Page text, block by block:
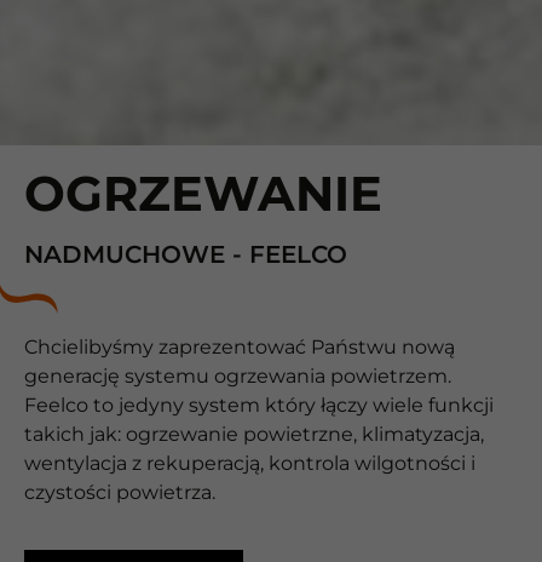
OGRZEWANIE
NADMUCHOWE - FEELCO
Chcielibyśmy zaprezentować Państwu nową
generację systemu ogrzewania powietrzem.
Feelco to jedyny system który łączy wiele funkcji
takich jak: ogrzewanie powietrzne, klimatyzacja,
wentylacja z rekuperacją, kontrola wilgotności i
czystości powietrza.